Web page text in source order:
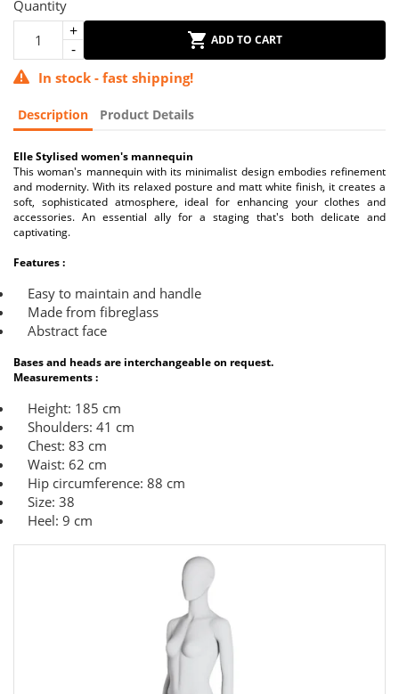
Quantity
ADD TO CART
In stock - fast shipping!
Description Product Details
Elle Stylised women's mannequin
This woman's mannequin with its minimalist design embodies refinement
and modernity. With its relaxed posture and matt white finish, it creates a
soft, sophisticated atmosphere, ideal for enhancing your clothes and
accessories. An essential ally for a staging that's both delicate and
captivating.
Features :
Easy to maintain and handle
Made from fibreglass
Abstract face
Bases and heads are interchangeable on request.
Measurements :
Height: 185 cm
Shoulders: 41 cm
Chest: 83 cm
Waist: 62 cm
Hip circumference: 88 cm
Size: 38
Heel: 9 cm